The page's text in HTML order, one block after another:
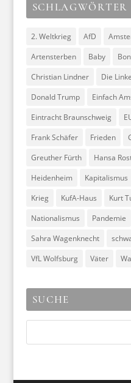
SCHLAGWÖRTER
2. Weltkrieg AfD
Artensterben
Baby
Christian Lindner
Die Linke
Donald Trump
Einfach
Eintracht Braunschweig
Frank Schäfer
Frieden
Greuther Fürth
Hansa
Heidenheim
Kapitalismus
Krieg
KufA-Haus Kurt
Nationalismus
Pandemie
Sahra Wagenknecht
VfL Wolfsburg
Väter
SUCHE